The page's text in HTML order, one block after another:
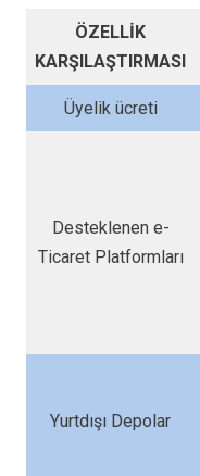
ÖZELLİK
KARŞILAŞTIRMASI
Üyelik ücreti
Desteklenen e-
Ticaret Platformları
Yurtdışı Depolar